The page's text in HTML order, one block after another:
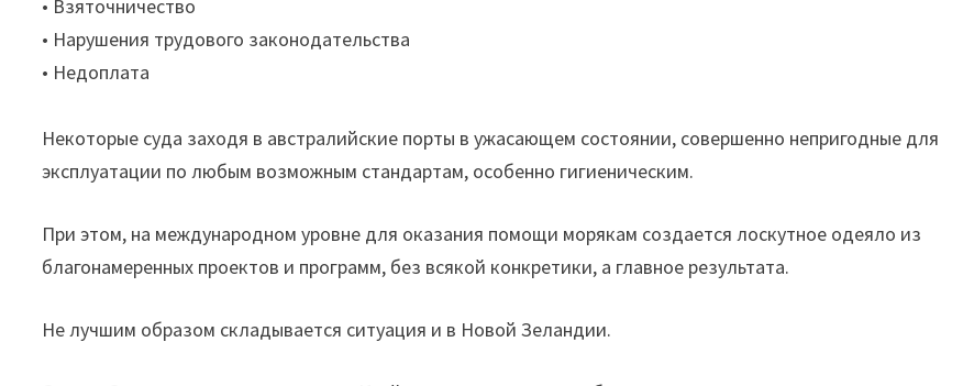
• Взяточничество
• Нарушения трудового законодательства
• Недоплата
Некоторые суда заходя в австралийские порты в ужасающем состоянии, совершенно непригодные для
эксплуатации по любым возможным стандартам, особенно гигиеническим.
При этом, на международном уровне для оказания помощи морякам создается лоскутное одеяло из
благонамеренных проектов и программ, без всякой конкретики, а главное результата.
Не лучшим образом складывается ситуация и в Новой Зеландии.